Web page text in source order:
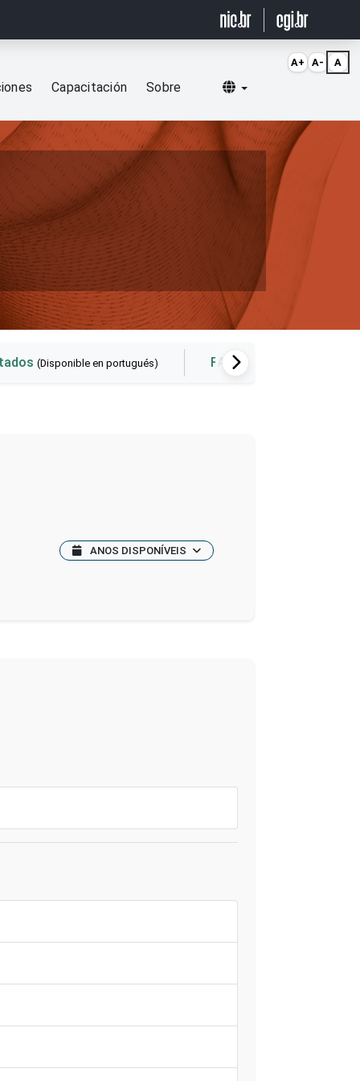
Capacitación Sobre Selecionar idioma
(Disponible en portugués) FAQ
ANOS DISPONÍVEIS
A+ A- A